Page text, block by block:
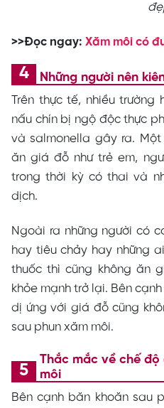
>>Đọc ngay: Xăm môi có
Những người nên
Trên thực tế, nhiều
nấu chín bị ngộ độc thực
và salmonella gây ra.
ăn giá đỗ như trẻ em,
trong thời kỳ có thai và
dịch.
Ngoài ra những người có
hay tiêu chảy hay những
thuốc thì cũng không ăn
khỏe mạnh trở lại. Bên
dị ứng với giá đỗ cũng
sau phun xăm môi.
Thắc mắc về chế độ
môi
Bên cạnh băn khoăn sau